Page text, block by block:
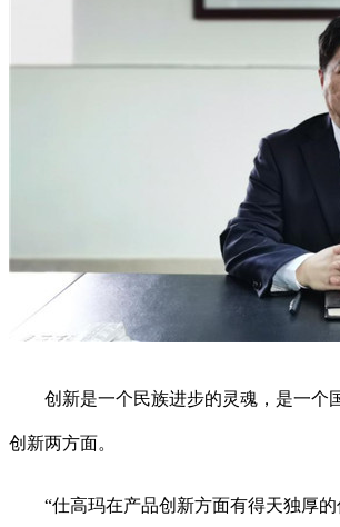
创新是一个民族进步的灵魂，是一个国
创新两方面。
“仕高玛在产品创新方面有得天独厚的